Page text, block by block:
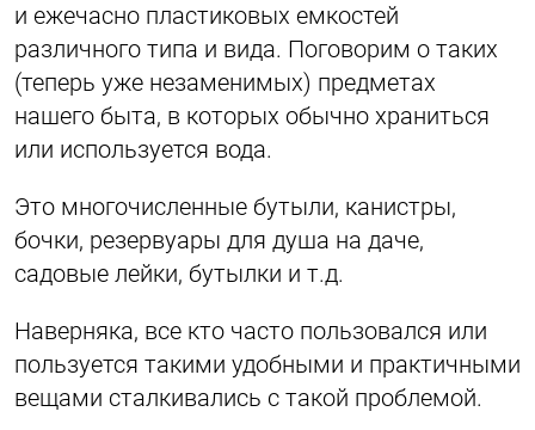
и ежечасно пластиковых емкостей
различного типа и вида. Поговорим о таких
(теперь уже незаменимых) предметах
нашего быта, в которых обычно храниться
или используется вода.
Это многочисленные бутыли, канистры,
бочки, резервуары для душа на даче,
садовые лейки, бутылки и т.д.
Наверняка, все кто часто пользовался или
пользуется такими удобными и практичными
вещами сталкивались с такой проблемой.